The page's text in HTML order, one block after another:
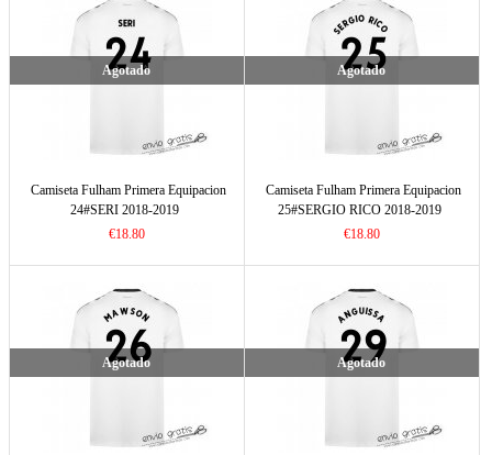
Agotado
Camiseta Fulham Primera Equipacion
24#SERI 2018-2019
€18.80
Agotado
Camiseta Fulham Primera Equipacion
25#SERGIO RICO 2018-2019
€18.80
Agotado Agotado